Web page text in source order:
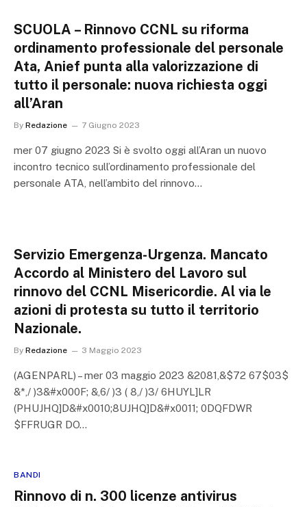
SCUOLA – Rinnovo CCNL su riforma
ordinamento professionale del personale
Ata, Anief punta alla valorizzazione di
tutto il personale: nuova richiesta oggi
all’Aran
By Redazione 7 Giugno 2023
mer 07 giugno 2023 Si è svolto oggi all’Aran un nuovo
incontro tecnico sull’ordinamento professionale del
personale ATA, nell’ambito del rinnovo…
Servizio Emergenza-Urgenza. Mancato
Accordo al Ministero del Lavoro sul
rinnovo del CCNL Misericordie. Al via le
azioni di protesta su tutto il territorio
Nazionale.
By Redazione 3 Maggio 2023
(AGENPARL) – mer 03 maggio 2023 &2081,&$72 67$03$
&*,/ )3&#x000F; &,6/ )3 ( 8,/ )3/ 6HUYL]LR
(PHUJHQ]D&#x0010;8UJHQ]D&#x0011; 0DQFDWR
$FFRUGR DO…
BANDI
Rinnovo di n. 300 licenze antivirus